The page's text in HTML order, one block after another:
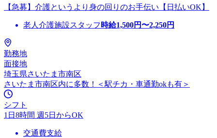
【急募】介護というより身の回りのお手伝い【日払いOK】
老人介護施設スタッフ 時給1,500円〜2,250円
勤務地
面接地
埼玉県さいたま市南区
さいたま市南区内に多数！＜駅チカ・車通勤okも有＞
シフト
1日8時間 週5日からOK
交通費支給